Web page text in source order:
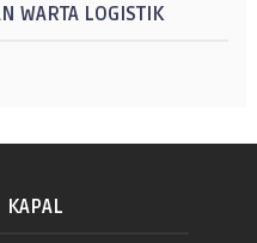
WARTA LOGISTIK
KAPAL